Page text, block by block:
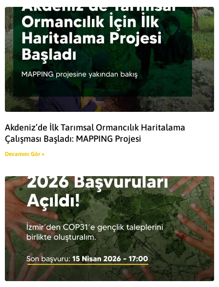
Akdeniz’de İlk Tarımsal Ormancılık Haritalama
Çalışması Başladı: MAPPING Projesi
Devamını Gör »